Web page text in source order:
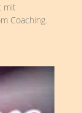
mit
Coaching.